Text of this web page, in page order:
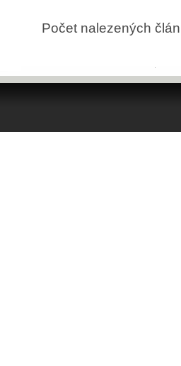
Počet nalezených